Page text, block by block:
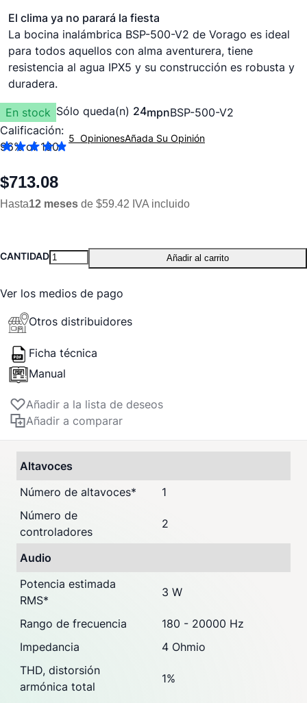
El clima ya no parará la fiesta
La bocina inalámbrica BSP-500-V2 de Vorago es ideal
para todos aquellos con alma aventurera, tiene
resistencia al agua IPX5 y su construcción es robusta y
duradera.
En stock Sólo queda(n) 24mpnBSP-500-V2
Calificación:
96% of100
5 OpinionesAñada Su Opinión
$713.08
Hasta12 meses de $59.42 IVA incluido
CANTIDAD Añadir al carrito
Ver los medios de pago
Otros distribuidores
Ficha técnica
Manual
Añadir a la lista de deseos
Añadir a comparar
Altavoces
Número de altavoces*
1
Número de
controladores
2
Audio
Potencia estimada
RMS*
3 W
Rango de frecuencia
180 - 20000 Hz
Impedancia
4 Ohmio
THD, distorsión
armónica total
1%